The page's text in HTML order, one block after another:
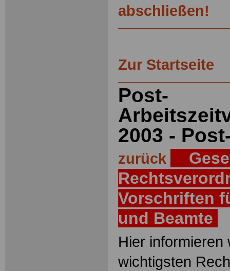
abschließen!
Zur Startseite
Post-
2003 -
zurück
Vorschriften
und Beamte
Hier informieren
wichtigsten